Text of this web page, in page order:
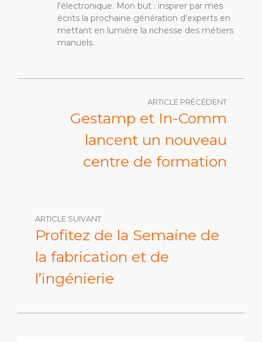
l'électronique. Mon but : inspirer par mes
écrits la prochaine génération d'experts en
mettant en lumière la richesse des métiers
manuels.
ARTICLE PRÉCÉDENT
Gestamp et In-Comm
lancent un nouveau
centre de formation
ARTICLE SUIVANT
Profitez de la Semaine de
la fabrication et de
l’ingénierie